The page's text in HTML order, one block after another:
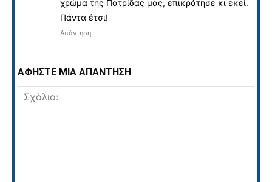
χρώμα της Πατρίδας μας, επικράτησε κι εκεί.
Πάντα έτσι!
Απάντηση
ΑΦΗΣΤΕ ΜΙΑ ΑΠΑΝΤΗΣΗ